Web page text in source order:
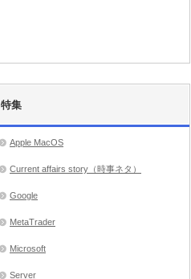
特集
Apple MacOS
Current affairs story（時事ネタ）
Google
MetaTrader
Microsoft
Server